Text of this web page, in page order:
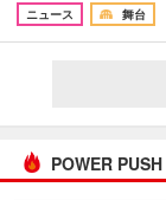
ニュース
舞台
POWER PUSH